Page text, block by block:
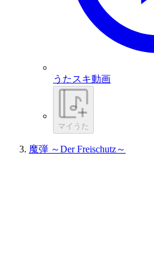
うたスキ動画
マイうた
魔弾 ～Der Freischutz～